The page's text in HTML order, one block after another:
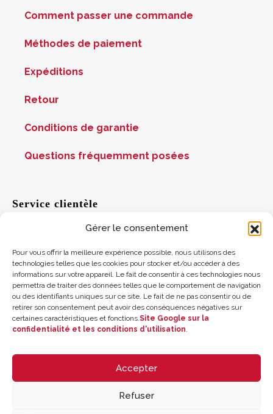
Gérer le consentement
Pour vous offrir la meilleure expérience possible, nous utilisons des
technologies telles que les cookies pour stocker et/ou accéder à des
informations sur votre appareil. Le fait de consentir à ces technologies nous
permettra de traiter des données telles que le comportement de navigation
ou des identifiants uniques sur ce site. Le fait de ne pas consentir ou de
retirer son consentement peut avoir des conséquences négatives sur
certaines caractéristiques et fonctions.Site Google sur la
confidentialité et les conditions d'utilisation.
Accepter
Refuser
Comment passer une commande
Méthodes de paiement
Expéditions
Retour
Conditions de garantie
Questions fréquemment posées
Service clientèle
Aide
Suggestions
Où nous trouver